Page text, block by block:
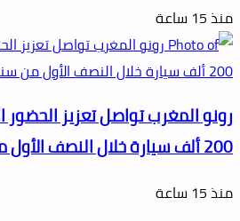
منذ 15 ساعة
رونو المغرب تواصل تعزيز الحضور
200 ألف سيارة خلال النصف الأول من سنة 2026
منذ 15 ساعة